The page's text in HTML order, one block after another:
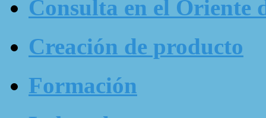
Consulta en el Oriente
Creación de producto
Formación